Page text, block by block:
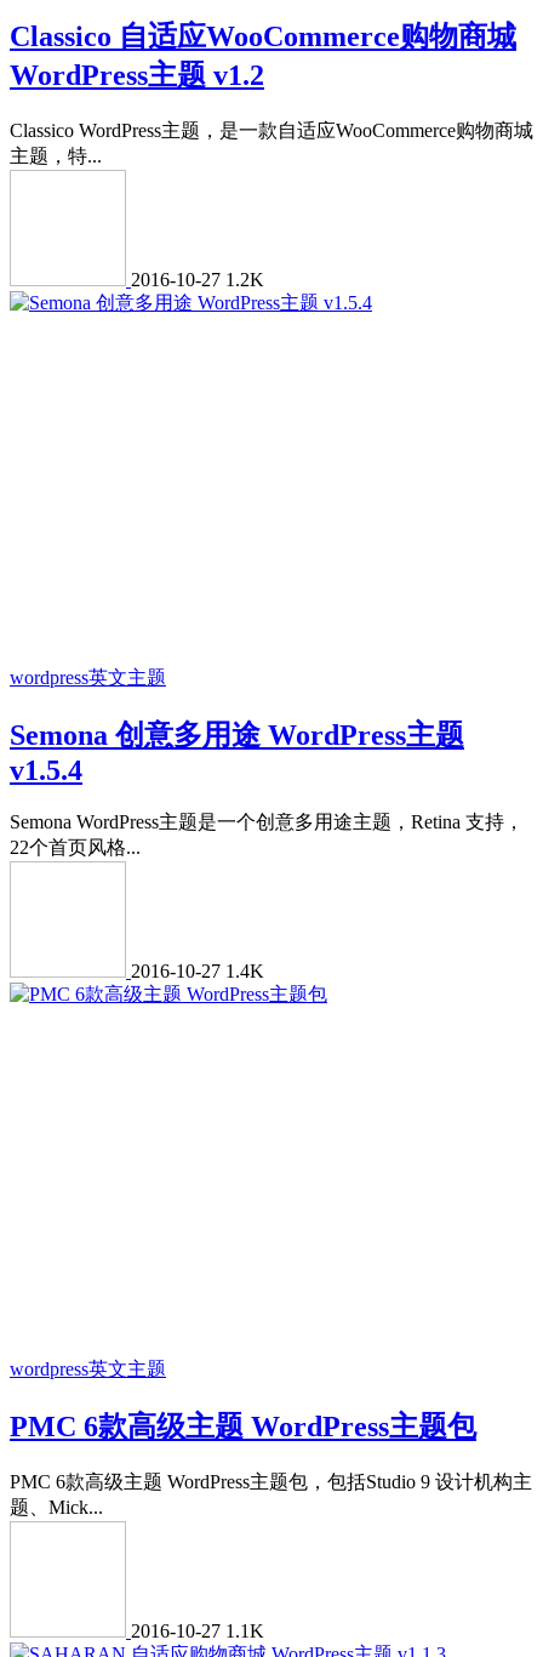
Classico 自适应WooCommerce购物商城
WordPress主题 v1.2
Classico WordPress主题，是一款自适应WooCommerce购物商城
主题，特...
2016-10-27 1.2K
wordpress英文主题
Semona 创意多用途 WordPress主题
v1.5.4
Semona WordPress主题是一个创意多用途主题，Retina 支持，
22个首页风格...
2016-10-27 1.4K
wordpress英文主题
PMC 6款高级主题 WordPress主题包
PMC 6款高级主题 WordPress主题包，包括Studio 9 设计机构主
题、Mick...
2016-10-27 1.1K